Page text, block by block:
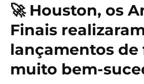
🚀 Houston, os
Finais
lançamentos
muito bem-